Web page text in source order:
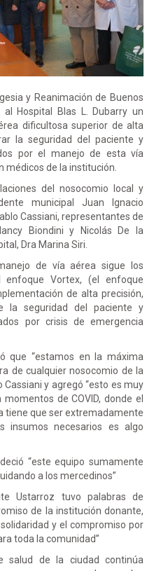
y Reanimación de Buenos
Hospital Blas L. Dubarry un
dificultosa superior de alta
la seguridad del paciente y
por el manejo de esta vía
de la institución.
del nosocomio local y
municipal Juan Ignacio
Cassiani, representantes de
Biondini y Nicolás De la
Dra Marina Siri.
de vía aérea sigue los
enfoque Vortex, (el enfoque
de alta precisión,
la seguridad del paciente y
por crisis de emergencia
que “estamos en la máxima
de cualquier nosocomio de la
y agregó “esto es muy
de COVID, donde el
tiene que ser extremadamente
insumos necesarios es algo
“este equipo sumamente
a los mercedinos”
Ustarroz tuvo palabras de
de la institución donante,
y el compromiso por
toda la comunidad”
salud de la ciudad continúa